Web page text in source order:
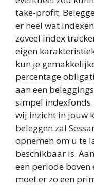
take-profit.
er heel wat
zoveel index
eigen
kun je
percentage
aan een
simpel
wij inzicht in jouw
beleggen zal
opnemen om u te
beschikbaar is.
een periode
moet er zo een